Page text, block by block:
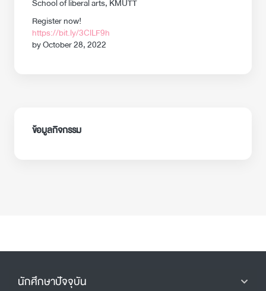
Register now!
https://bit.ly/3ClLF9h
by October 28, 2022
ข้อมูลกิจกรรม
นักศึกษาปัจจุบัน